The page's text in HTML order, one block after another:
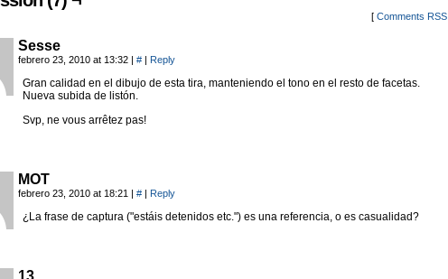
[ Comments RSS
Sesse
febrero 23, 2010 at 13:32 | # | Reply
Gran calidad en el dibujo de esta tira, manteniendo el tono en el resto de facetas.
Nueva subida de listón.
Svp, ne vous arrêtez pas!
MOT
febrero 23, 2010 at 18:21 | # | Reply
¿La frase de captura ("estáis detenidos etc.") es una referencia, o es casualidad?
13